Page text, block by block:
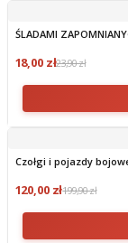
ŚLADAMI
18,00 zł23,90 zł
Czołgi i pojazdy
120,00 zł199,90 zł